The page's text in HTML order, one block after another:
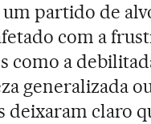
partido de
com a
como a
generalizada
deixaram claro